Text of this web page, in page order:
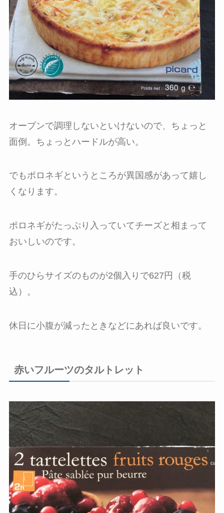
オーブンで調理しないといけないので、ちょっと
面倒。ちょっとハードルが高い。
でもポロネギというところが異国感があって嬉し
くなります。
ポロネギがたっぷり入っていてチーズと相まって
おいしいのです。
手のひらサイズのものが2個入りで627円（税
込）。
休日に小腹が減ったときなどにあれば良いです。
赤いフルーツのタルトレット